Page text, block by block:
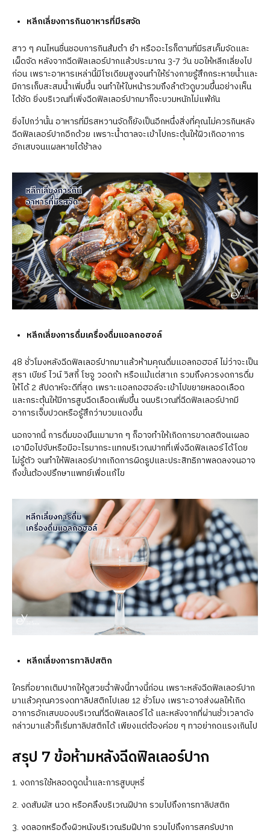
หลีกเลี่ยงการกินอาหารที่มีรสจัด
สาว ๆ คนไหนชื่นชอบการกินส้มตำ ยำ หรืออะไรก็ตามที่มีรสเค็มจัดและ
เผ็ดจัด หลังจากฉีดฟิลเลอร์ปากแล้วประมาณ 3-7 วัน ขอให้หลีกเลี่ยงไป
ก่อน เพราะอาหารเหล่านี้มีโซเดียมสูงจนทำให้ร่างกายรู้สึกกระหายน้ำและ
มีการเก็บสะสมน้ำเพิ่มขึ้น จนทำให้ใบหน้ารวมถึงลำตัวดูบวมขึ้นอย่างเห็น
ได้ชัด ยิ่งบริเวณที่เพิ่งฉีดฟิลเลอร์ปากมาก็จะบวมหนักไม่แพ้กัน
ยิ่งไปกว่านั้น อาหารที่มีรสหวานจัดก็ยังเป็นอีกหนึ่งสิ่งที่คุณไม่ควรกินหลัง
ฉีดฟิลเลอร์ปากอีกด้วย เพราะน้ำตาลจะเข้าไปกระตุ้นให้ผิวเกิดอาการ
อักเสบจนแผลหายได้ช้าลง
หลีกเลี่ยงการดื่มเครื่องดื่มแอลกอฮอล์
48 ชั่วโมงหลังฉีดฟิลเลอร์ปากมาแล้วห้ามคุณดื่มแอลกอฮอล์ ไม่ว่าจะเป็น
สุรา เบียร์ ไวน์ วิสกี้ โซจู วอดก้า หรือแม้แต่สาเก รวมถึงควรงดการดื่ม
ให้ได้ 2 สัปดาห์จะดีที่สุด เพราะแอลกอฮอล์จะเข้าไปขยายหลอดเลือด
และกระตุ้นให้มีการสูบฉีดเลือดเพิ่มขึ้น จนบริเวณที่ฉีดฟิลเลอร์ปากมี
อาการเจ็บปวดหรือรู้สึกว่าบวมแดงขึ้น
นอกจากนี้ การดื่มของมึนเมามาก ๆ ก็อาจทำให้เกิดการขาดสติจนเผลอ
เอามือไปจับหรือมีอะไรมากระแทกบริเวณปากที่เพิ่งฉีดฟิลเลอร์ได้โดย
ไม่รู้ตัว จนทำให้ฟิลเลอร์ปากเกิดการผิดรูปและประสิทธิภาพลดลงจนอาจ
ถึงขั้นต้องปรึกษาแพทย์เพื่อแก้ไข
หลีกเลี่ยงการทาลิปสติก
ใครที่อยากเติมปากให้ดูสวยฉ่ำฟังนี้ทางนี้ก่อน เพราะหลังฉีดฟิลเลอร์ปาก
มาแล้วคุณควรงดทาลิปสติกไปเลย 12 ชั่วโมง เพราะอาจส่งผลให้เกิด
อาการอักเสบของบริเวณที่ฉีดฟิลเลอร์ได้ และหลังจากที่ผ่านชั่วเวลาดัง
กล่าวมาแล้วก็เริ่มทาลิปสติกได้ เพียงแต่ต้องค่อย ๆ ทาอย่ากดแรงเกินไป
สรุป 7 ข้อห้ามหลังฉีดฟิลเลอร์ปาก
1. งดการใช้หลอดดูดน้ำและการสูบบุหรี่
2. งดสัมผัส นวด หรือคลึงบริเวณฝีปาก รวมไปถึงการทาลิปสติก
3. งดลอกหรือดึงผิวหนังบริเวณริมฝีปาก รวมไปถึงการสครับปาก